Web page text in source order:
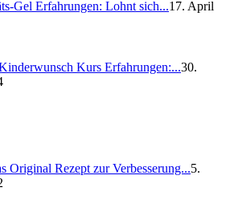
Gel Erfah­run­gen: Lohnt sich...17. April
Kurs Erfah­run­gen:...30.
Ori­gi­nal Rezept zur Ver­bes­se­rung...5.